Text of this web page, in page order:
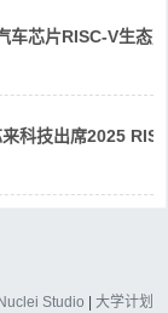
车芯片RISC-V生态
科技出席2025
Studio | 大学计划